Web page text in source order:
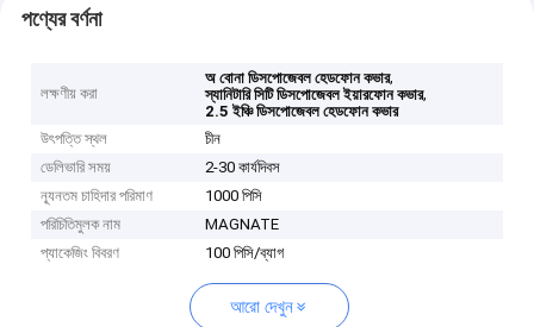
পণ্যের বর্ণনা
লক্ষণীয় করা
অ বোনা ডিসপোজেবল হেডফোন কভার,
স্যানিটারি সিটি ডিসপোজেবল ইয়ারফোন কভার,
2.5 ইঞ্চি ডিসপোজেবল হেডফোন কভার
উৎপত্তি স্থল
চীন
ডেলিভারি সময়
2-30 কার্যদিবস
ন্যূনতম চাহিদার পরিমাণ
1000 পিসি
পরিচিতিমুলক নাম
MAGNATE
প্যাকেজিং বিবরণ
100 পিসি/ব্যাগ
আরো দেখুন